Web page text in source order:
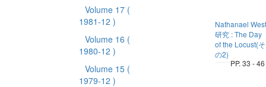
Volume 17 (
1981-12 )
Volume 16 (
1980-12 )
Volume 15 (
1979-12 )
Nathanael West
研究 : The Day
of the Locust(そ
の2)
PP. 33 - 46